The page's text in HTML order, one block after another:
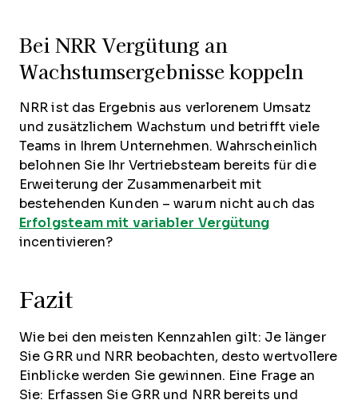
Bei NRR Vergütung an
Wachstumsergebnisse koppeln
NRR ist das Ergebnis aus verlorenem Umsatz
und zusätzlichem Wachstum und betrifft viele
Teams in Ihrem Unternehmen. Wahrscheinlich
belohnen Sie Ihr Vertriebsteam bereits für die
Erweiterung der Zusammenarbeit mit
bestehenden Kunden – warum nicht auch das
Erfolgsteam mit variabler Vergütung
incentivieren?
Fazit
Wie bei den meisten Kennzahlen gilt: Je länger
Sie GRR und NRR beobachten, desto wertvollere
Einblicke werden Sie gewinnen. Eine Frage an
Sie: Erfassen Sie GRR und NRR bereits und